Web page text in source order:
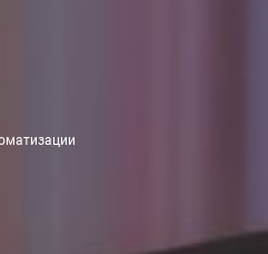
забрать заказ в одном из наших
заказа от 7000 руб.
стоимость доставки 750 руб.